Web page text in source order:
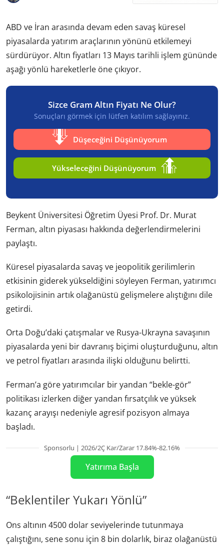
ABD ve İran arasında devam eden savaş küresel
piyasalarda yatırım araçlarının yönünü etkilemeyi
sürdürüyor. Altın fiyatları 13 Mayıs tarihli işlem gününde
aşağı yönlü hareketlerle öne çıkıyor.
Sizce Gram Altın Fiyatı Ne Olur?
Sonuçları görmek için lütfen katılım sağlayınız.
Düşeceğini Düşünüyorum
Yükseleceğini Düşünüyorum
Beykent Üniversitesi Öğretim Üyesi Prof. Dr. Murat
Ferman, altın piyasası hakkında değerlendirmelerini
paylaştı.
Küresel piyasalarda savaş ve jeopolitik gerilimlerin
etkisinin giderek yükseldiğini söyleyen Ferman, yatırımcı
psikolojisinin artık olağanüstü gelişmelere alıştığını dile
getirdi.
Orta Doğu’daki çatışmalar ve Rusya-Ukrayna savaşının
piyasalarda yeni bir davranış biçimi oluşturduğunu, altın
ve petrol fiyatları arasında ilişki olduğunu belirtti.
Ferman’a göre yatırımcılar bir yandan “bekle-gör”
politikası izlerken diğer yandan fırsatçılık ve yüksek
kazanç arayışı nedeniyle agresif pozisyon almaya
başladı.
Sponsorlu | 2026/2Ç Kar/Zarar 17.84%-82.16%
Yatırıma Başla
“Beklentiler Yukarı Yönlü”
Ons altının 4500 dolar seviyelerinde tutunmaya
çalıştığını, sene sonu için 8 bin dolarlık, biraz olağanüstü